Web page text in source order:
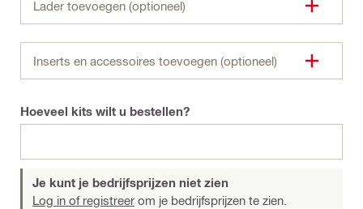
Lader toevoegen (optioneel)
Inserts en accessoires toevoegen (optioneel)
Hoeveel kits wilt u bestellen?
Je kunt je bedrijfsprijzen niet zien
Log in of registreer om je bedrijfsprijzen te zien.